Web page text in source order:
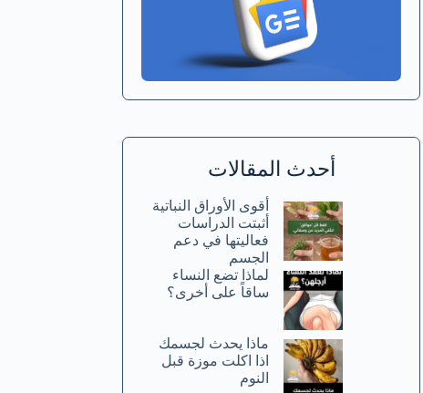
أحدث المقالات
أقوى الأوراق النباتية
أثبتت الدراسات
فعاليتها في دعم
الجسم
لماذا تضع النساء
ساقاً على أخرى؟
ماذا يحدث لجسمك
اذا اكلت موزة قبل
النوم